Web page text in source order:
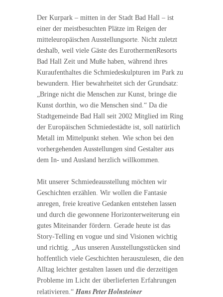
Der Kurpark – mitten in der Stadt Bad Hall – ist
einer der meistbesuchten Plätze im Reigen der
mitteleuropäischen Ausstellungsorte. Nicht zuletzt
deshalb, weil viele Gäste des EurothermenResorts
Bad Hall Zeit und Muße haben, während ihres
Kuraufenthaltes die Schmiedeskulpturen im Park zu
bewundern. Hier bewahrheitet sich der Grundsatz:
„Bringe nicht die Menschen zur Kunst, bringe die
Kunst dorthin, wo die Menschen sind.“ Da die
Stadtgemeinde Bad Hall seit 2002 Mitglied im Ring
der Europäischen Schmiedestädte ist, soll natürlich
Metall im Mittelpunkt stehen. Wie schon bei den
vorhergehenden Ausstellungen sind Gestalter aus
dem In- und Ausland herzlich willkommen.
Mit unserer Schmiedeausstellung möchten wir
Geschichten erzählen. Wir wollen die Fantasie
anregen, freie kreative Gedanken entstehen lassen
und durch die gewonnene Horizonterweiterung ein
gutes Miteinander fördern. Gerade heute ist das
Story-Telling en vogue und sind Visionen wichtig
und richtig. „Aus unseren Ausstellungsstücken sind
hoffentlich viele Geschichten herauszulesen, die den
Alltag leichter gestalten lassen und die derzeitigen
Probleme im Licht der überlieferten Erfahrungen
relativieren.“ Hans Peter Holnsteiner